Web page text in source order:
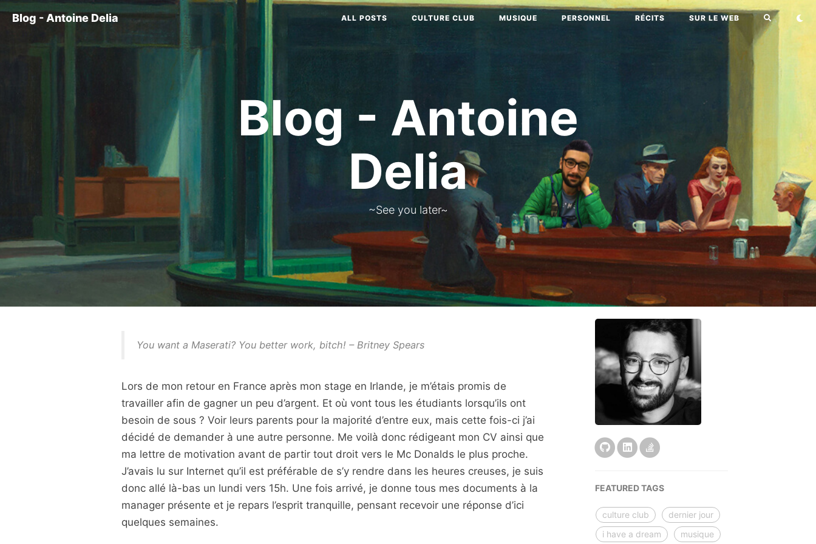
Blog - Antoine Delia ALL POSTS CULTURE CLUB MUSIQUE PERSONNEL RÉCITS SUR LE WEB
Blog - Antoine
Delia
~See you later~
You want a Maserati? You better work, bitch! – Britney Spears
Lors de mon retour en France après mon stage en Irlande, je m’étais promis de
travailler afin de gagner un peu d’argent. Et où vont tous les étudiants lorsqu’ils ont
besoin de sous ? Voir leurs parents pour la majorité d’entre eux, mais cette fois-ci j’ai
décidé de demander à une autre personne. Me voilà donc rédigeant mon CV ainsi que
ma lettre de motivation avant de partir tout droit vers le Mc Donalds le plus proche.
J’avais lu sur Internet qu’il est préférable de s’y rendre dans les heures creuses, je suis
donc allé là-bas un lundi vers 15h. Une fois arrivé, je donne tous mes documents à la
manager présente et je repars l’esprit tranquille, pensant recevoir une réponse d’ici
quelques semaines.
FEATURED TAGS
culture club
dernier jour
i have a dream
musique